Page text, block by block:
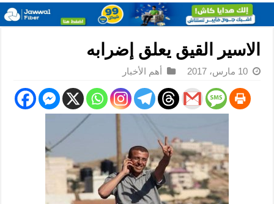
باسم الرئيس: وزير الداخلية زياد هب الريح يمنح العميد
الاسير القيق يعلق إضرابه
10 مارس، 2017 أهم الأخبار